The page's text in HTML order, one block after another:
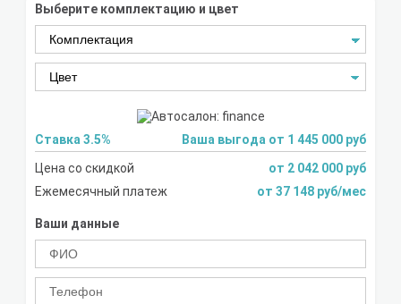
Выберите комплектацию и цвет
Ставка 3.5%
Ваша выгода от 1 445 000 руб
Цена со скидкой
от 2 042 000 руб
Ежемесячный платеж
от 37 148 руб/мес
Ваши данные